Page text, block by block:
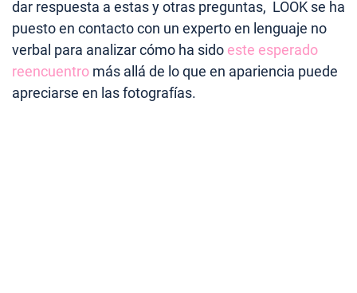
dar respuesta a estas y otras preguntas, LOOK se ha
puesto en contacto con un experto en lenguaje no
verbal para analizar cómo ha sido este esperado
reencuentro más allá de lo que en apariencia puede
apreciarse en las fotografías.